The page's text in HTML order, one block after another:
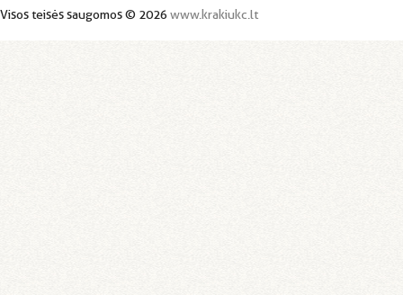
Visos teisės saugomos © 2026 www.krakiukc.lt